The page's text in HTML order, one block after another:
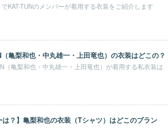
でKAT-TUNのメンバーが着用する衣装をご紹介します
亀梨和也・中丸雄一・上田竜也）の衣装はどこの？
（亀梨和也・中丸雄一・上田竜也）が着用する私衣装は
は？】亀梨和也の衣装（Tシャツ）はどこのブラン